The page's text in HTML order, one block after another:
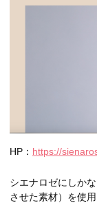
HP： https://
シエナロゼにしか
させた素材）を使